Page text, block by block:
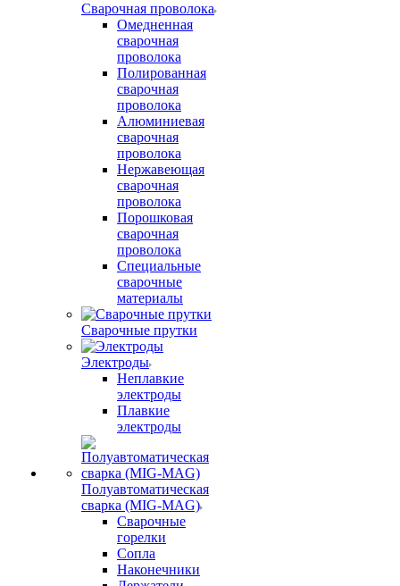
Сварочная проволока
Омедненная
сварочная
проволока
Полированная
сварочная
проволока
Алюминиевая
сварочная
проволока
Нержавеющая
сварочная
проволока
Порошковая
сварочная
проволока
Специальные
сварочные
материалы
Сварочные прутки
Электроды
Неплавкие
электроды
Плавкие
электроды
Полуавтоматическая
сварка (MIG-MAG)
Сварочные
горелки
Сопла
Наконечники